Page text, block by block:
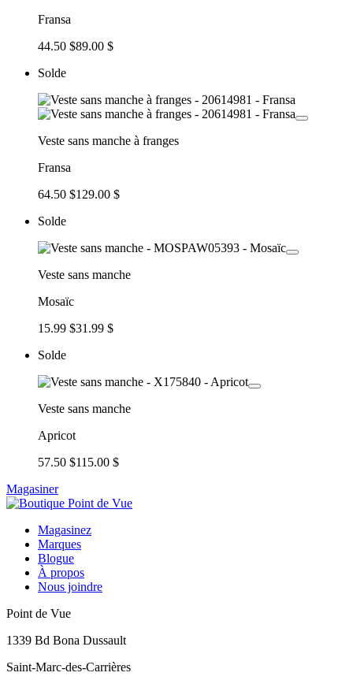
Fransa
44.50 $89.00 $
Solde
Veste sans manche à franges
Fransa
64.50 $129.00 $
Solde
Veste sans manche
Mosaïc
15.99 $31.99 $
Solde
Veste sans manche
Apricot
57.50 $115.00 $
Magasiner
Magasinez
Marques
Blogue
À propos
Nous joindre
Point de Vue
1339 Bd Bona Dussault
Saint-Marc-des-Carrières